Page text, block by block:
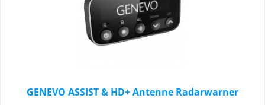
GENEVO ASSIST & HD+ Antenne Radarwarner